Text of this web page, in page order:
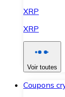
XRP
XRP
Voir toutes
Coupons